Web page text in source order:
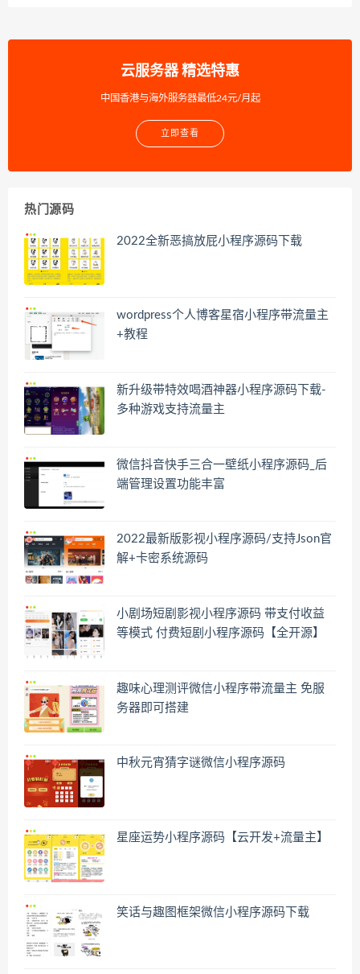
云服务器 精选特惠
中国香港与海外服务器最低24元/月起
立即查看
热门源码
2022全新恶搞放屁小程序源码下载
wordpress个人博客星宿小程序带流量主
+教程
新升级带特效喝酒神器小程序源码下载-
多种游戏支持流量主
微信抖音快手三合一壁纸小程序源码_后
端管理设置功能丰富
2022最新版影视小程序源码/支持Json官
解+卡密系统源码
小剧场短剧影视小程序源码 带支付收益
等模式 付费短剧小程序源码【全开源】
趣味心理测评微信小程序带流量主 免服
务器即可搭建
中秋元宵猜字谜微信小程序源码
星座运势小程序源码【云开发+流量主】
笑话与趣图框架微信小程序源码下载